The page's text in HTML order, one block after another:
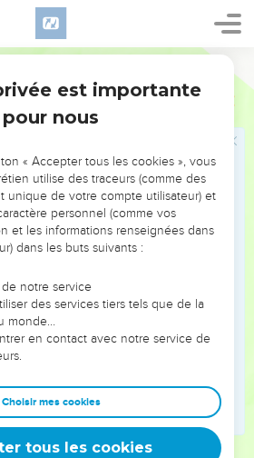
vous des idoles !
le poster
est importante
pour nous
« Accepter tous les cookies », vous
utilise des traceurs (comme des
unique de votre compte utilisateur) et
personnel (comme vos
et les informations renseignées dans
dans les buts suivants :
notre service
des services tiers tels que de la
monde…
en contact avec notre service de
Choisir mes cookies
tous les cookies